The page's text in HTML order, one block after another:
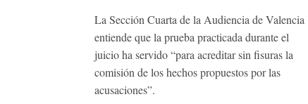
La Sección Cuarta de la Audiencia de Valencia
entiende que la prueba practicada durante el
juicio ha servido “para acreditar sin fisuras la
comisión de los hechos propuestos por las
acusaciones”.